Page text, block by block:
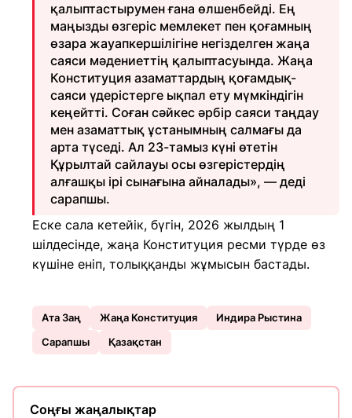
қалыптастырумен ғана өлшенбейді. Ең
маңызды өзгеріс мемлекет пен қоғамның
өзара жауапкершілігіне негізделген жаңа
саяси мәдениеттің қалыптасуында. Жаңа
Конституция азаматтардың қоғамдық-
саяси үдерістерге ықпал ету мүмкіндігін
кеңейтті. Соған сәйкес әрбір саяси таңдау
мен азаматтық ұстанымның салмағы да
арта түседі. Ал 23-тамыз күні өтетін
Құрылтай сайлауы осы өзгерістердің
алғашқы ірі сынағына айналады», — деді
сарапшы.
Еске сала кетейік, бүгін, 2026 жылдың 1
шілдесінде, жаңа Конституция ресми түрде өз
күшіне еніп, толыққанды жұмысын бастады.
Ата Заң Жаңа Конституция
Индира Рыстина
Сарапшы
Қазақстан
Соңғы жаңалықтар